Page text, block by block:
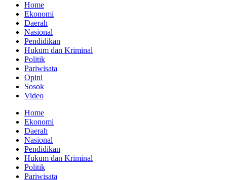
Home
Ekonomi
Daerah
Nasional
Pendidikan
Hukum dan Kriminal
Politik
Pariwisata
Opini
Sosok
Video
Home
Ekonomi
Daerah
Nasional
Pendidikan
Hukum dan Kriminal
Politik
Pariwisata